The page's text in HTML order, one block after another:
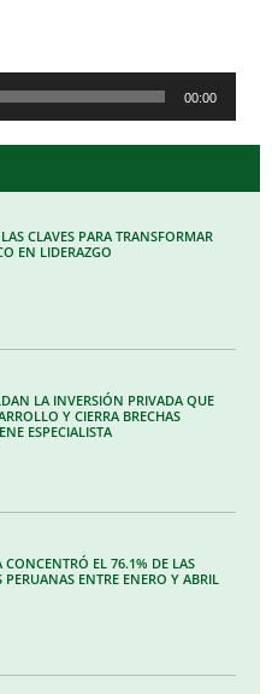
00:00
CLAVES PARA TRANSFORMAR
EN LIDERAZGO
LA INVERSIÓN PRIVADA QUE
Y CIERRA BRECHAS
ESPECIALISTA
EL 76.1% DE LAS
PERUANAS ENTRE ENERO Y ABRIL